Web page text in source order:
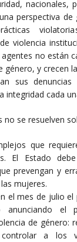
nacionales,
perspectiva
violencia
no están
género, y crecen
sus denuncias
integridad cada
no se resuelven
que
El Estado
prevengan y
mujeres.
el mes de julio
anunciando el
de género:
controlar a los